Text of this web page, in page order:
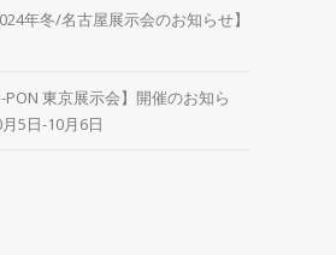
年冬/名古屋展示会のお知らせ】
PON 東京展示会】開催のお知ら
5日-10月6日